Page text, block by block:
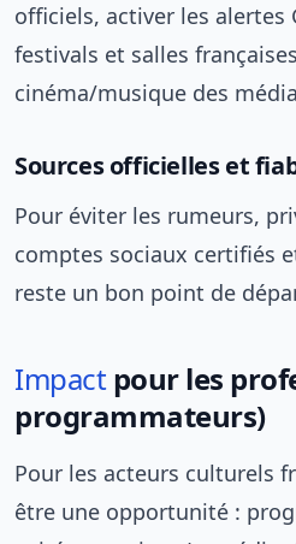
officiels, activer les alertes
festivals et salles
cinéma/musique des
Sources officielles et
Pour éviter les rumeurs,
comptes sociaux certifiés
reste un bon point de
Impactpour les
programmateurs)
Pour les acteurs culturels
être une opportunité :